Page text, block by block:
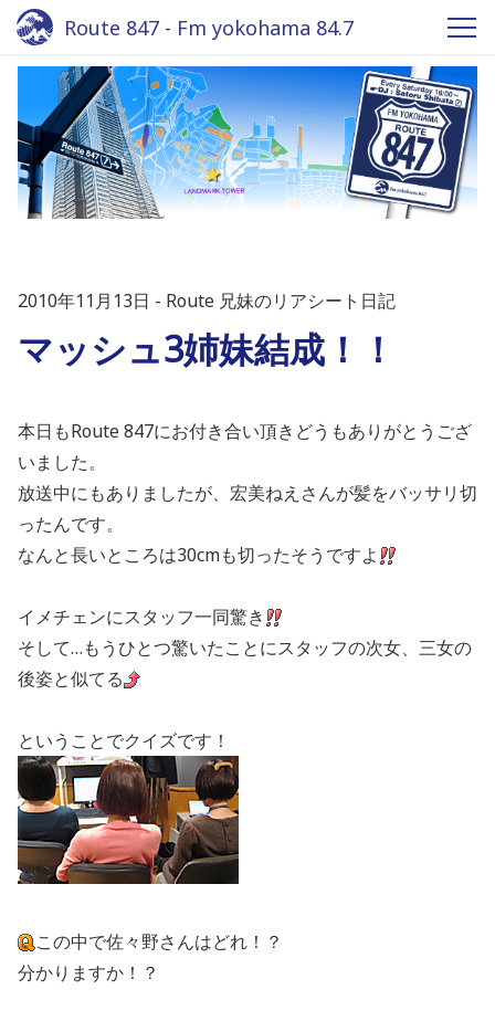
Route 847 - Fm yokohama 84.7
2010年11月13日 Route 兄妹のリアシート日記
マッシュ3姉妹結成！！
本日もRoute 847にお付き合い頂きどうもありがとうござ
いました。
放送中にもありましたが、宏美ねえさんが髪をバッサリ切
ったんです。
なんと長いところは30cmも切ったそうですよ
イメチェンにスタッフ一同驚き
そして…もうひとつ驚いたことにスタッフの次女、三女の
後姿と似てる
ということでクイズです！
この中で佐々野さんはどれ！？
分かりますか！？